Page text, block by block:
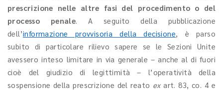
prescrizione nelle altre fasi del procedimento o del
processo penale. A seguito della pubblicazione
dell’informazione provvisoria della decisione, è parso
subito di particolare rilievo sapere se le Sezioni Unite
avessero inteso limitare in via generale – anche al di fuori
cioè del giudizio di legittimità – l’operatività della
sospensione della prescrizione del reato exart. 83, co. 4 e